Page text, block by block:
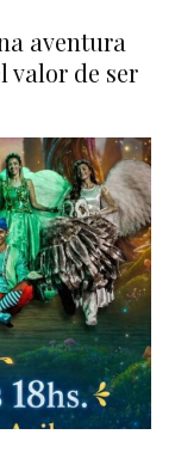
aventura
valor de ser